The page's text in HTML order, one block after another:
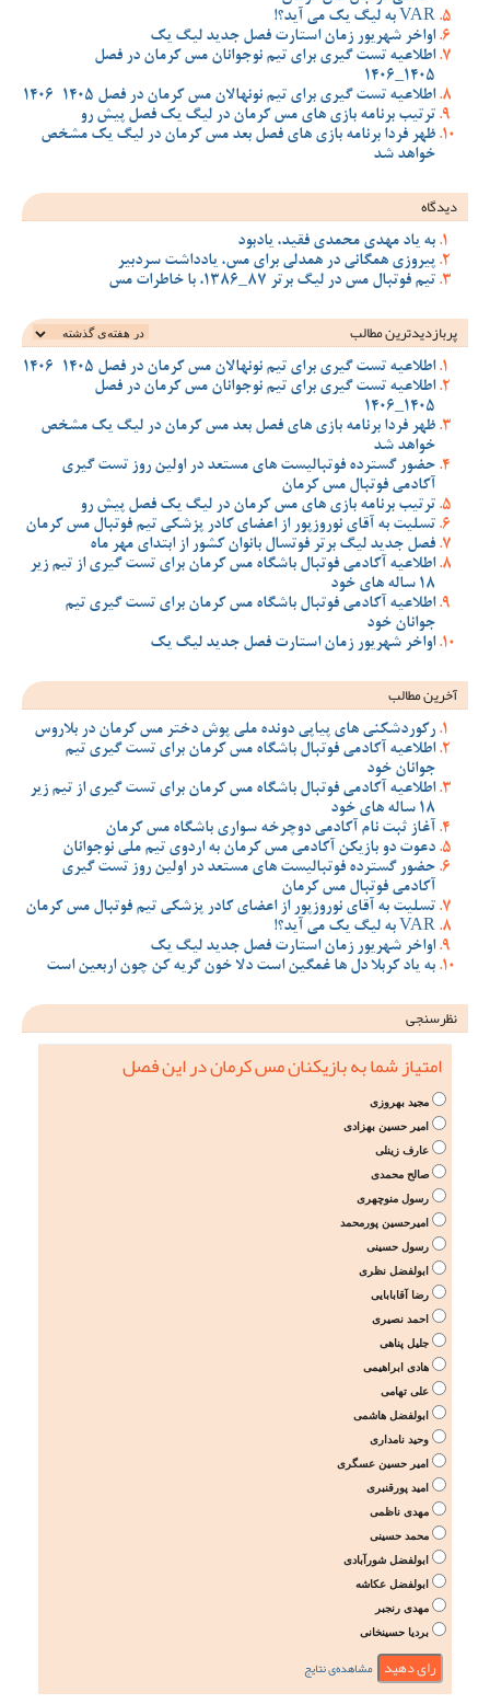
VAR به لیگ یک می آید؟!
اواخر شهریور زمان استارت فصل جدید لیگ یک
اطلاعیه تست گیری برای تیم نوجوانان مس کرمان در فصل
1405_1406
اطلاعیه تست گیری برای تیم نونهالان مس کرمان در فصل 1405-1406
ترتیب برنامه بازی های مس کرمان در لیگ یک فصل پیش رو
ظهر فردا برنامه بازی های فصل بعد مس کرمان در لیگ یک مشخص
خواهد شد
دیدگاه
به یاد مهدی محمدی فقید، یادبود
پیروزی همگانی در همدلی برای مس، یادداشت سردبیر
تیم فوتبال مس در لیگ برتر 87_1386، با خاطرات مس
پربازدیدترین‌ مطالب
اطلاعیه تست گیری برای تیم نونهالان مس کرمان در فصل 1405-1406
اطلاعیه تست گیری برای تیم نوجوانان مس کرمان در فصل
1405_1406
ظهر فردا برنامه بازی های فصل بعد مس کرمان در لیگ یک مشخص
خواهد شد
حضور گسترده فوتبالیست های مستعد در اولین روز تست گیری
آکادمی فوتبال مس کرمان
ترتیب برنامه بازی های مس کرمان در لیگ یک فصل پیش رو
تسلیت به آقای نوروزپور از اعضای کادر پزشکی تیم فوتبال مس کرمان
فصل جدید لیگ برتر فوتسال بانوان کشور از ابتدای مهر ماه
اطلاعیه آکادمی فوتبال باشگاه مس کرمان برای تست گیری از تیم زیر
18 ساله های خود
اطلاعیه آکادمی فوتبال باشگاه مس کرمان برای تست گیری تیم
جوانان خود
اواخر شهریور زمان استارت فصل جدید لیگ یک
آخرین مطالب
رکوردشکنی های پیاپی دونده ملی پوش دختر مس کرمان در بلاروس
اطلاعیه آکادمی فوتبال باشگاه مس کرمان برای تست گیری تیم
جوانان خود
اطلاعیه آکادمی فوتبال باشگاه مس کرمان برای تست گیری از تیم زیر
18 ساله های خود
آغاز ثبت نام آکادمی دوچرخه سواری باشگاه مس کرمان
دعوت دو بازیکن آکادمی مس کرمان به اردوی تیم ملی نوجوانان
حضور گسترده فوتبالیست های مستعد در اولین روز تست گیری
آکادمی فوتبال مس کرمان
تسلیت به آقای نوروزپور از اعضای کادر پزشکی تیم فوتبال مس کرمان
VAR به لیگ یک می آید؟!
اواخر شهریور زمان استارت فصل جدید لیگ یک
به یاد کربلا دل ها غمگین است دلا خون گریه کن چون اربعین است
نظرسنجی
امتیاز شما به بازیکنان مس کرمان در این فصل
مجید بهروزی
امیر حسین بهزادی
عارف زینلی
صالح محمدی
رسول منوچهری
امیرحسین پورمحمد
رسول حسینی
ابولفضل نظری
رضا آقابابایی
احمد نصیری
جلیل پناهی
هادی ابراهیمی
علی تهامی
ابولفضل هاشمی
وحید نامداری
امیر حسین عسگری
امید پورقنبری
مهدی ناظمی
محمد حسینی
ابولفضل شورآبادی
ابولفضل عکاشه
مهدی رنجبر
بردیا حسینخانی
مشاهده‌ی نتایج